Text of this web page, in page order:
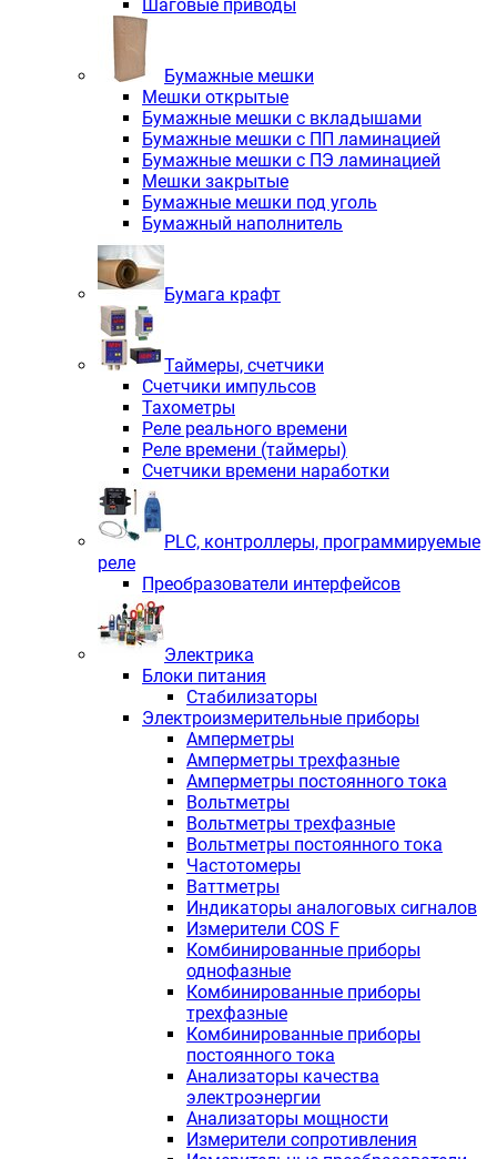
Шаговые приводы
Бумажные мешки
Мешки открытые
Бумажные мешки с вкладышами
Бумажные мешки с ПП ламинацией
Бумажные мешки с ПЭ ламинацией
Мешки закрытые
Бумажные мешки под уголь
Бумажный наполнитель
Бумага крафт
Таймеры, счетчики
Счетчики импульсов
Тахометры
Реле реального времени
Реле времени (таймеры)
Счетчики времени наработки
PLС, контроллеры, программируемые
реле
Преобразователи интерфейсов
Электрика
Блоки питания
Стабилизаторы
Электроизмерительные приборы
Амперметры
Амперметры трехфазные
Амперметры постоянного тока
Вольтметры
Вольтметры трехфазные
Вольтметры постоянного тока
Частотомеры
Ваттметры
Индикаторы аналоговых сигналов
Измерители COS F
Комбинированные приборы
однофазные
Комбинированные приборы
трехфазные
Комбинированные приборы
постоянного тока
Анализаторы качества
электроэнергии
Анализаторы мощности
Измерители сопротивления